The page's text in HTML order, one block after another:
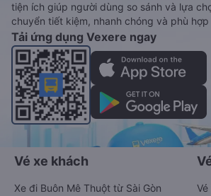
tiện ích giúp người dùng so sánh và lựa
chuyển tiết kiệm, nhanh chóng và phù hợp
Tải ứng dụng Vexere ngay
Vé xe khách
Xe đi Buôn Mê Thuột từ Sài Gòn